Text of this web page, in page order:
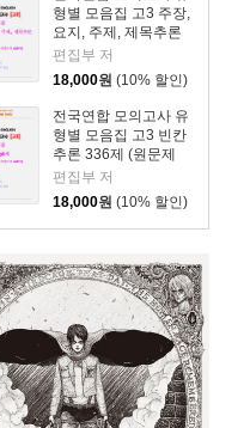
형별 모음집 고3 주장,
요지, 주제, 제목추론
336제 (원문제 168 +
지문변형 변형문제
168)
편집부 저
18,000원 (10% 할인)
전국연합 모의고사 유
형별 모음집 고3 빈칸
추론 336제 (원문제
168 + 지문변형 변형
문제 168)
편집부 저
18,000원 (10% 할인)